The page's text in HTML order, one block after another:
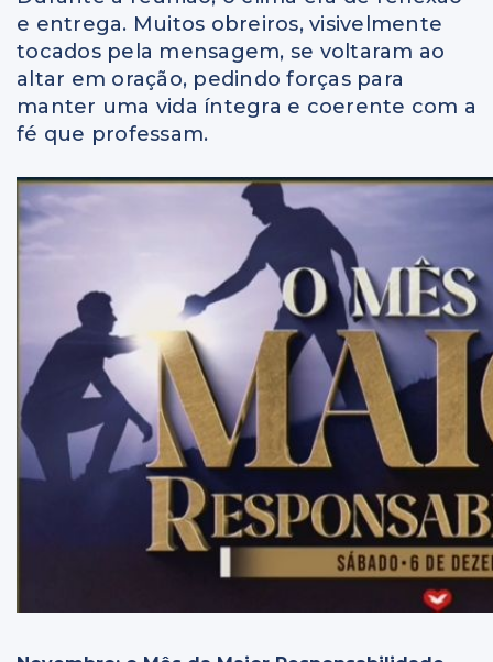
e entrega. Muitos obreiros, visivelmente
tocados pela mensagem, se voltaram ao
altar em oração, pedindo forças para
manter uma vida íntegra e coerente com a
fé que professam.